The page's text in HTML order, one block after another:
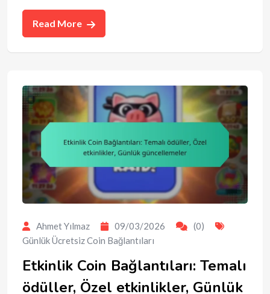
Read More
Ahmet Yılmaz 09/03/2026
(0)
Günlük Ücretsiz Coin Bağlantıları
Etkinlik Coin Bağlantıları: Temalı
ödüller, Özel etkinlikler, Günlük